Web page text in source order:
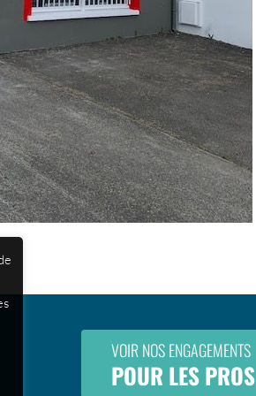
VOIR NOS ENGAGEMENTS
POUR LES PROS